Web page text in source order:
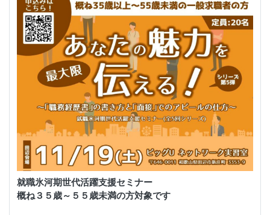
就職氷河期世代活躍支援セミナー
概ね３５歳～５５歳未満の方対象です